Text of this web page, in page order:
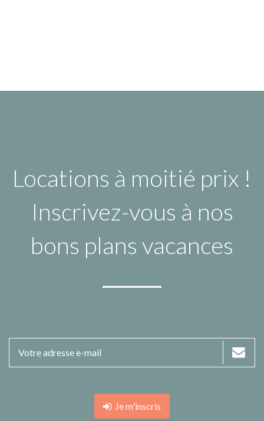
Locations à moitié prix !
Inscrivez-vous à nos
bons plans vacances
Je m'inscris